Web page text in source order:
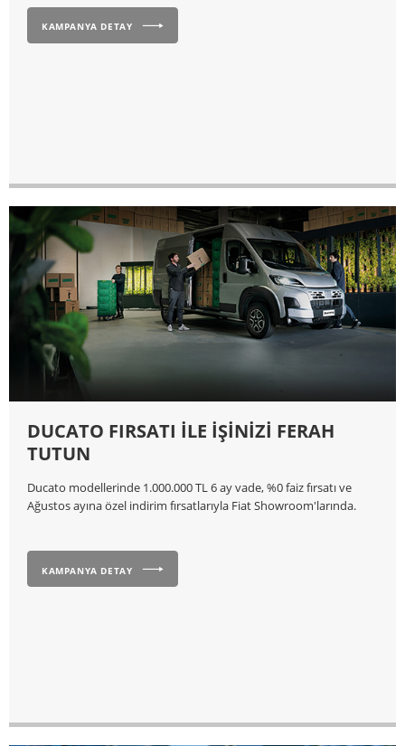
KAMPANYA DETAY
DUCATO FIRSATI İLE İŞİNİZİ FERAH
TUTUN
Ducato modellerinde 1.000.000 TL 6 ay vade, %0 faiz fırsatı ve
Ağustos ayına özel indirim fırsatlarıyla Fiat Showroom'larında.
KAMPANYA DETAY